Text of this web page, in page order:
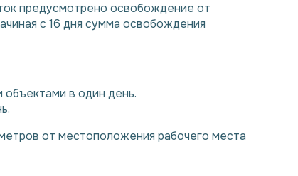
предусмотрено освобождение от
с 16 дня сумма освобождения
в один день.
от местоположения рабочего места